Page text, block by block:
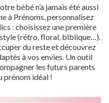
bébé n’a jamais été aussi
à Prénoms, personnalisez
: choisissez une première
(rétro, floral, biblique…).
du reste et découvrez
à vos envies. Un outil
les futurs parents
prénom idéal !